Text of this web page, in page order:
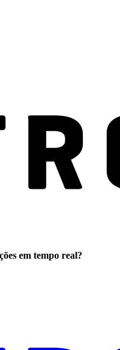
em tempo real?